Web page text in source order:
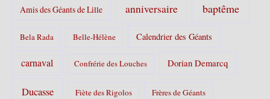
Amis des Géants de Lille anniversaire baptême
Bela Rada Belle-Hélène Calendrier des Géants
carnaval Confrérie des Louches Dorian Demarcq
Ducasse Fiète des Rigolos Frères de Géants